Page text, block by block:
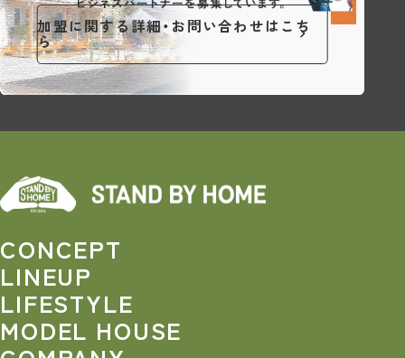
加盟に関する詳細・お問い合わせはこち
ら
CONCEPT
LINEUP
LIFESTYLE
MODEL HOUSE